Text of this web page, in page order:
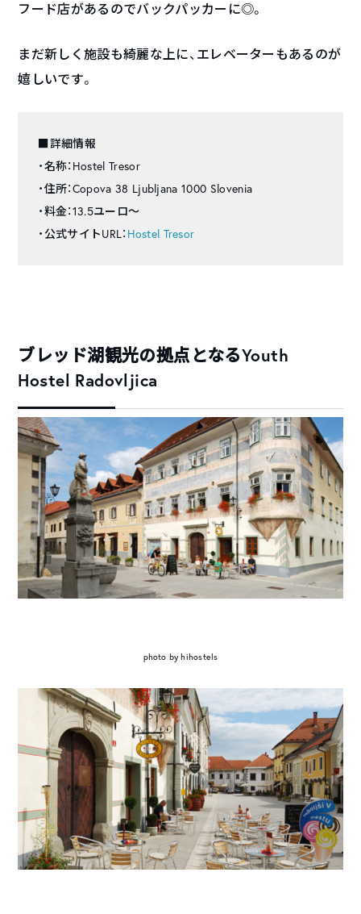
フード店があるのでバックパッカーに◎。
まだ新しく施設も綺麗な上に、エレベーターもあるのが
嬉しいです。
■詳細情報
・名称：Hostel Tresor
・住所：Copova 38 Ljubljana 1000 Slovenia
・料金：13.5ユーロ〜
・公式サイトURL： Hostel Tresor
ブレッド湖観光の拠点となるYouth
Hostel Radovljica
photo by hihostels